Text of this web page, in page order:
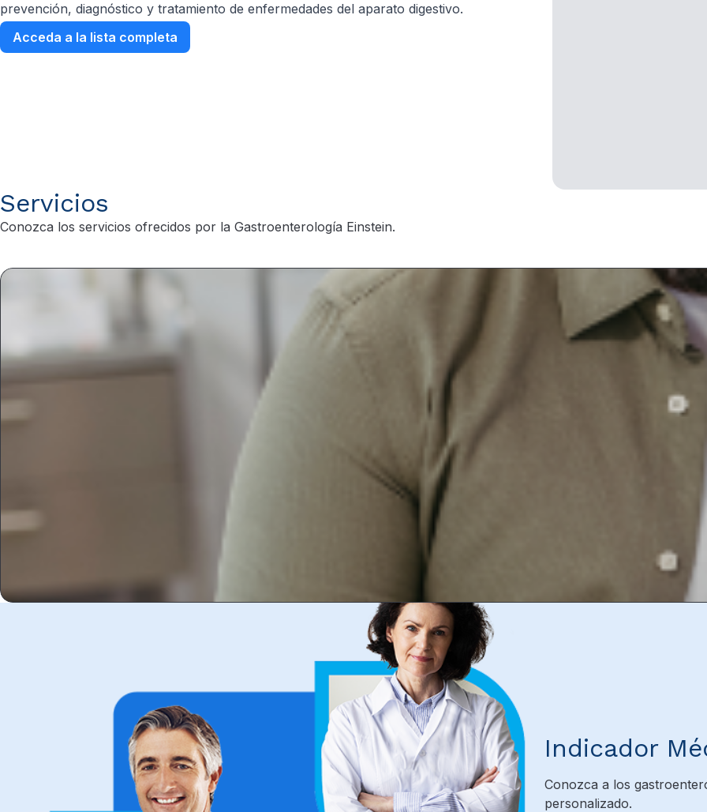
prevención, diagnóstico y tratamiento de enfermedades del aparato digestivo.
Acceda a la lista completa
Servicios
Conozca los servicios ofrecidos por la Gastroenterología Einstein.
Indicador
Conozca a los
personalizado.